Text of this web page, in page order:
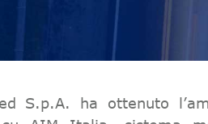
S.p.A. ha ottenuto